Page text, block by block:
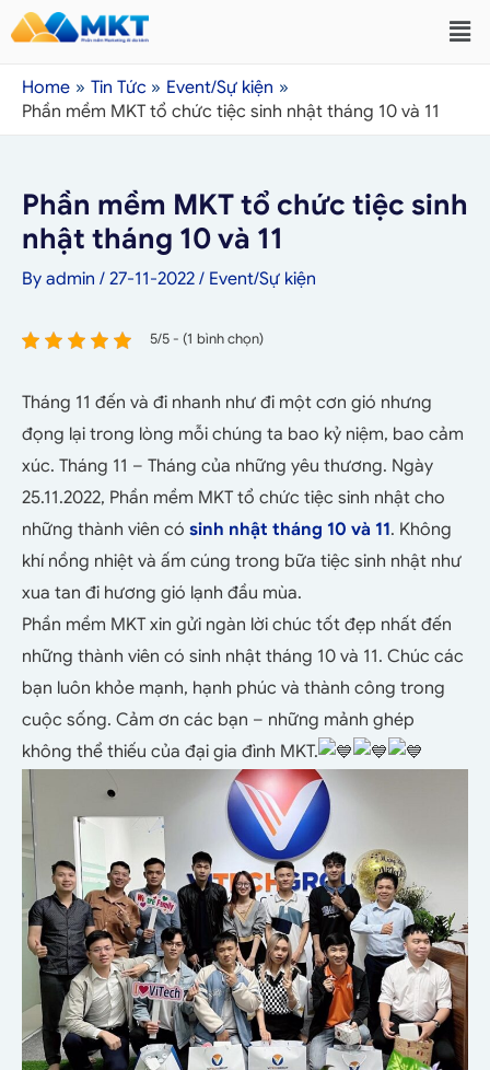
Home Tin Tức
Event/Sự kiện
Phần mềm MKT tổ chức tiệc sinh nhật tháng 10 và 11
Phần mềm MKT tổ chức tiệc sinh
nhật tháng 10 và 11
By admin / 27-11-2022 / Event/Sự kiện
5/5 - (1 bình chọn)
Tháng 11 đến và đi nhanh như đi một cơn gió nhưng
đọng lại trong lòng mỗi chúng ta bao kỷ niệm, bao cảm
xúc. Tháng 11 – Tháng của những yêu thương. Ngày
25.11.2022, Phần mềm MKT tổ chức tiệc sinh nhật cho
những thành viên có sinh nhật tháng 10 và 11. Không
khí nồng nhiệt và ấm cúng trong bữa tiệc sinh nhật như
xua tan đi hương gió lạnh đầu mùa.
Phần mềm MKT xin gửi ngàn lời chúc tốt đẹp nhất đến
những thành viên có sinh nhật tháng 10 và 11. Chúc các
bạn luôn khỏe mạnh, hạnh phúc và thành công trong
cuộc sống. Cảm ơn các bạn – những mảnh ghép
không thể thiếu của đại gia đình MKT.